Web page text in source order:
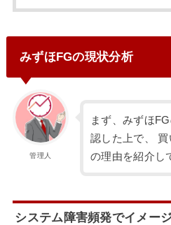
みずほFGの現状分析
管理人
まず、みずほ
認した上で、
の理由を紹介し
システム障害頻発でイメー